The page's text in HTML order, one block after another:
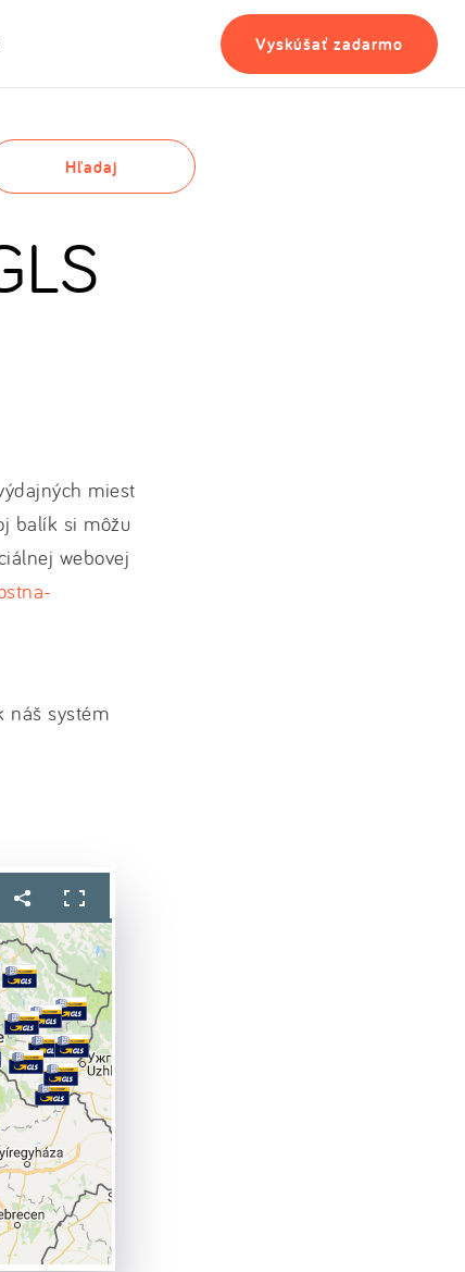
Vyskúšať zadarmo
Hľadaj
miest
balík si môžu
webovej
náš systém